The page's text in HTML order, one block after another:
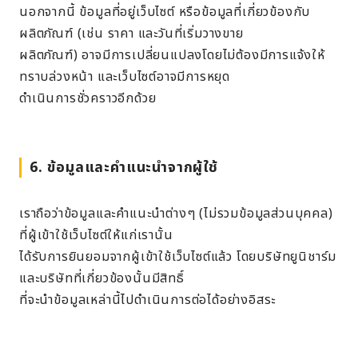
นอกจากนี้ ข้อมูลที่อยู่เว็บไซต์ หรือข้อมูลที่เกี่ยวข้องกับ
ผลิตภัณฑ์ (เช่น ราคา และวันที่เริ่มวางขาย
ผลิตภัณฑ์) อาจมีการเปลี่ยนแปลงโดยไม่ต้องมีการแจ้งให้
ทราบล่วงหน้า และเว็บไซต์อาจมีการหยุด
ดำเนินการชั่วคราวอีกด้วย
6. ข้อมูลและคำแนะนำจากผู้ใช้
เราถือว่าข้อมูลและคำแนะนำต่างๆ (ไม่รวมข้อมูลส่วนบุคคล)
ที่ผู้เข้าใช้เว็บไซต์ให้แก่เรานั้น
ได้รับการยินยอมจากผู้เข้าใช้เว็บไซต์แล้ว โดยบริษัทยูนิชาร์ม
และบริษัทที่เกี่ยวข้องนั้นมีสิทธิ์
ที่จะนำข้อมูลเหล่านี้ไปดำเนินการต่อได้อย่างอิสระ